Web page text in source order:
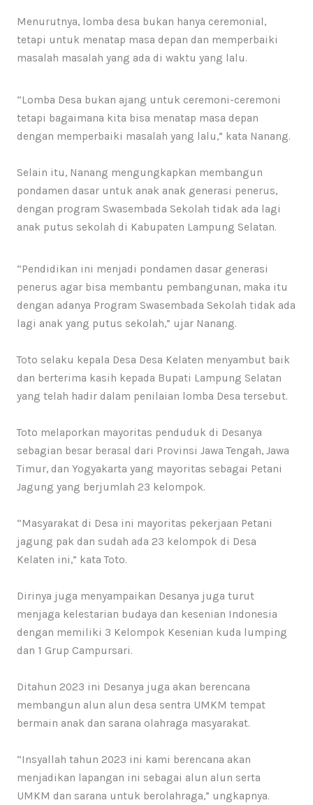
Menurutnya, lomba desa bukan hanya ceremonial,
tetapi untuk menatap masa depan dan memperbaiki
masalah masalah yang ada di waktu yang lalu.
“Lomba Desa bukan ajang untuk ceremoni-ceremoni
tetapi bagaimana kita bisa menatap masa depan
dengan memperbaiki masalah yang lalu,” kata Nanang.
Selain itu, Nanang mengungkapkan membangun
pondamen dasar untuk anak anak generasi penerus,
dengan program Swasembada Sekolah tidak ada lagi
anak putus sekolah di Kabupaten Lampung Selatan.
“Pendidikan ini menjadi pondamen dasar generasi
penerus agar bisa membantu pembangunan, maka itu
dengan adanya Program Swasembada Sekolah tidak ada
lagi anak yang putus sekolah,” ujar Nanang.
Toto selaku kepala Desa Desa Kelaten menyambut baik
dan berterima kasih kepada Bupati Lampung Selatan
yang telah hadir dalam penilaian lomba Desa tersebut.
Toto melaporkan mayoritas penduduk di Desanya
sebagian besar berasal dari Provinsi Jawa Tengah, Jawa
Timur, dan Yogyakarta yang mayoritas sebagai Petani
Jagung yang berjumlah 23 kelompok.
“Masyarakat di Desa ini mayoritas pekerjaan Petani
jagung pak dan sudah ada 23 kelompok di Desa
Kelaten ini,” kata Toto.
Dirinya juga menyampaikan Desanya juga turut
menjaga kelestarian budaya dan kesenian Indonesia
dengan memiliki 3 Kelompok Kesenian kuda lumping
dan 1 Grup Campursari.
Ditahun 2023 ini Desanya juga akan berencana
membangun alun alun desa sentra UMKM tempat
bermain anak dan sarana olahraga masyarakat.
“Insyallah tahun 2023 ini kami berencana akan
menjadikan lapangan ini sebagai alun alun serta
UMKM dan sarana untuk berolahraga,” ungkapnya.